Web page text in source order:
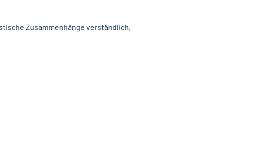
Zusammenhänge verständlich,